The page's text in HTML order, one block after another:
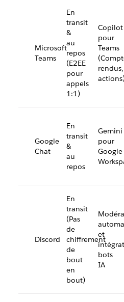
Microsoft
Teams
En
transit
&
au
repos
(E2EE
pour
appels
1:1)
Copilot
pour
Teams
rendus,
Google
Chat
En
transit
&
au
repos
Gemini
pour
Google
Discord
En
transit
(Pas
de
chiffrement
de
bout
en
bout)
et
bots
IA